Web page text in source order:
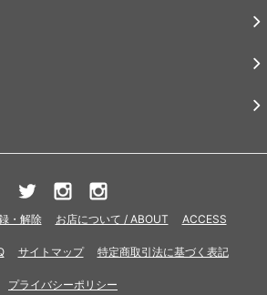
・解除 お店について / ABOUT ACCESS
サイトマップ 特定商取引法に基づく表記
プライバシーポリシー